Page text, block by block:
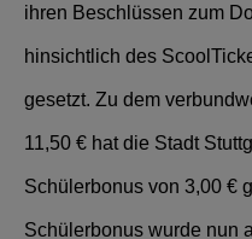
ihren Beschlüssen zum
hinsichtlich des
gesetzt. Zu dem
11,50 € hat die Stadt
Schülerbonus von 3,00 €
Schülerbonus wurde nun